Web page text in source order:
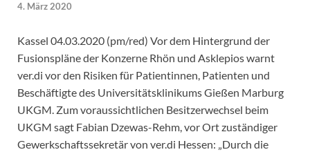
4. März 2020
Kassel 04.03.2020 (pm/red) Vor dem Hintergrund der
Fusionspläne der Konzerne Rhön und Asklepios warnt
ver.di vor den Risiken für Patientinnen, Patienten und
Beschäftigte des Universitätsklinikums Gießen Marburg
UKGM. Zum voraussichtlichen Besitzerwechsel beim
UKGM sagt Fabian Dzewas-Rehm, vor Ort zuständiger
Gewerkschaftssekretär von ver.di Hessen: „Durch die